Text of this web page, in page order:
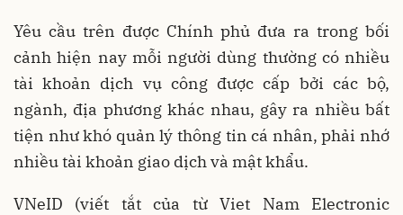
Yêu cầu trên được Chính phủ đưa ra trong bối
cảnh hiện nay mỗi người dùng thường có nhiều
tài khoản dịch vụ công được cấp bởi các bộ,
ngành, địa phương khác nhau, gây ra nhiều bất
tiện như khó quản lý thông tin cá nhân, phải nhớ
nhiều tài khoản giao dịch và mật khẩu.
VNeID (viết tắt của từ Viet Nam Electronic